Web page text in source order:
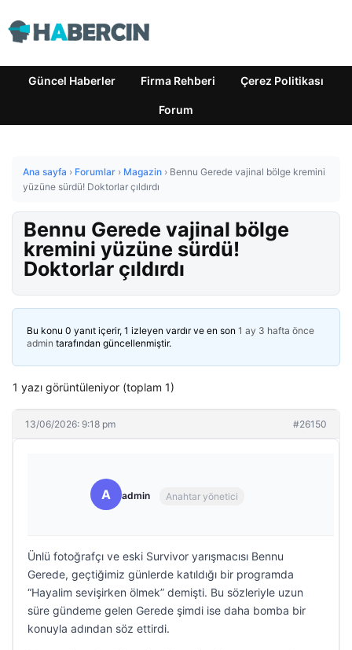
Güncel Haberler Firma Rehberi Çerez Politikası
Forum
Ana sayfa › Forumlar › Magazin › Bennu Gerede vajinal bölge kremini
yüzüne sürdü! Doktorlar çıldırdı
Bennu Gerede vajinal bölge
kremini yüzüne sürdü!
Doktorlar çıldırdı
Bu konu 0 yanıt içerir, 1 izleyen vardır ve en son 1 ay 3 hafta önce
admin tarafından güncellenmiştir.
1 yazı görüntüleniyor (toplam 1)
13/06/2026: 9:18 pm #26150
A admin Anahtar yönetici
Ünlü fotoğrafçı ve eski Survivor yarışmacısı Bennu
Gerede, geçtiğimiz günlerde katıldığı bir programda
“Hayalim sevişirken ölmek” demişti. Bu sözleriyle uzun
süre gündeme gelen Gerede şimdi ise daha bomba bir
konuyla adından söz ettirdi.